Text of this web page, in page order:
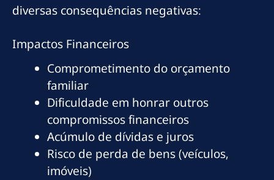
diversas consequências negativas:
Impactos Financeiros
Comprometimento do orçamento
familiar
Dificuldade em honrar outros
compromissos financeiros
Acúmulo de dívidas e juros
Risco de perda de bens (veículos,
imóveis)